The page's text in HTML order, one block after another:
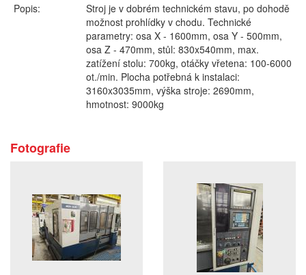
Popis:
Stroj je v dobrém technickém stavu, po dohodě
možnost prohlídky v chodu. Technické
parametry: osa X - 1600mm, osa Y - 500mm,
osa Z - 470mm, stůl: 830x540mm, max.
zatížení stolu: 700kg, otáčky vřetena: 100-6000
ot./min. Plocha potřebná k instalaci:
3160x3035mm, výška stroje: 2690mm,
hmotnost: 9000kg
Fotografie